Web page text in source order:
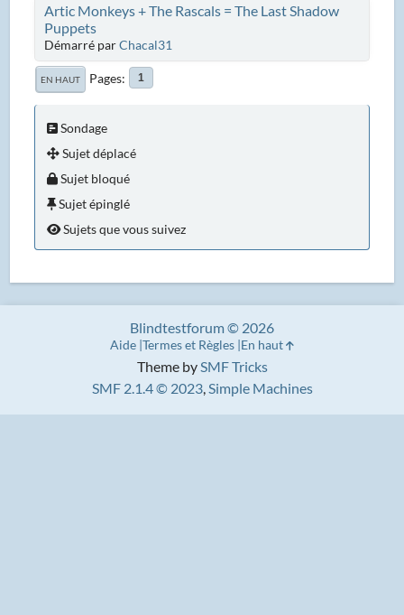
Artic Monkeys + The Rascals = The Last Shadow
Puppets
Démarré parChacal31
EN HAUT Pages 1
Sondage
Sujet déplacé
Sujet bloqué
Sujet épinglé
Sujets que vous suivez
Theme bySMF Tricks
SMF 2.1.4 © 2023,Simple Machines
Blindtestforum © 2026
Aide Termes et Règles En haut